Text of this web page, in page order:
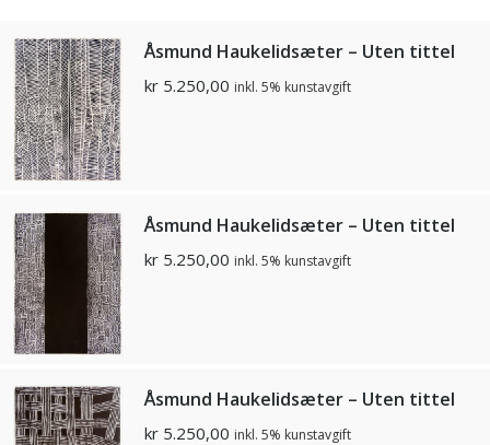
Åsmund Haukelidsæter – Uten tittel
kr 5.250,00 inkl. 5% kunstavgift
Åsmund Haukelidsæter – Uten tittel
kr 5.250,00 inkl. 5% kunstavgift
Åsmund Haukelidsæter – Uten tittel
kr 5.250,00 inkl. 5% kunstavgift